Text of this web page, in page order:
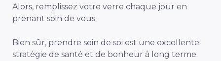
Alors, remplissez votre verre chaque jour en
prenant soin de vous.
Bien sûr, prendre soin de soi est une excellente
stratégie de santé et de bonheur à long terme.